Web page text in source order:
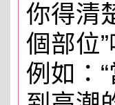
你得清
個部位
例如：